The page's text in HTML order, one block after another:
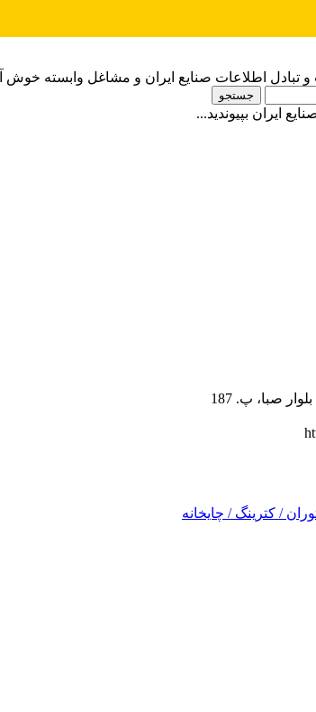
تبادل اطلاعات صنایع ایران و مشاغل وابسته خوش
ایران بپیوندید...
صبا، پ. 187
/ کترینگ / چایخانه